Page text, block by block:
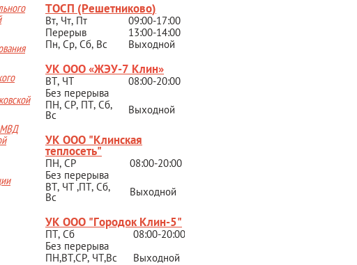
МВД
ТОСП (Решетниково)
Вт, Чт, Пт
09:00-17:00
Перерыв
13:00-14:00
Пн, Ср, Сб, Вс
Выходной
УК ООО «ЖЭУ-7 Клин»
ВТ, ЧТ
08:00-20:00
Без перерыва
ПН, СР, ПТ, Сб,
Вс Выходной
УК ООО "Клинская
теплосеть"
ПН, СР
08:00-20:00
Без перерыва
ВТ, ЧТ ,ПТ, Сб,
Вс Выходной
УК ООО "Городок Клин-5"
ПТ, Сб
08:00-20:00
Без перерыва
ПН,ВТ,СР, ЧТ,Вс Выходной